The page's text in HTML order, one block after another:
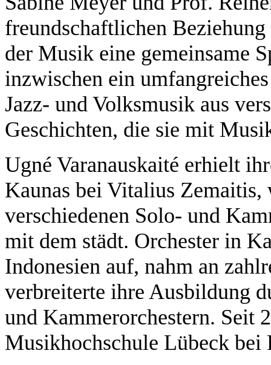
freundschaftlichen
der Musik eine gemeinsame
inzwischen ein
Jazz- und Volksmusik aus
Geschichten, die sie mit
Ugné Varanauskaité erhielt
Kaunas bei Vitalius
verschiedenen Solo- und
mit dem städt. Orchester in
Indonesien auf, nahm an
verbreiterte ihre Ausbildung
und Kammerorchestern. Seit
Musikhochschule Lübeck bei